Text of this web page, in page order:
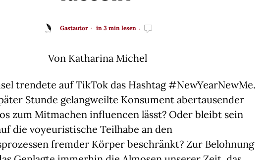
Gastautor in 3 min lesen
Von Katharina Michel
trendete auf TikTok das Hashtag #NewYearNewMe.
Stunde gelangweilte Konsument abertausender
zum Mitmachen influencen lässt? Oder bleibt sein
die voyeuristische Teilhabe an den
fremder Körper beschränkt? Zur Belohnung